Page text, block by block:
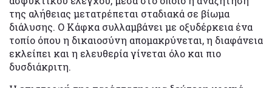
της αλήθειας μετατρέπεται σταδιακά σε βίωμα
διάλυσης. Ο Κάφκα συλλαμβάνει με οξυδέρκεια ένα
τοπίο όπου η δικαιοσύνη απομακρύνεται, η διαφάνεια
εκλείπει και η ελευθερία γίνεται όλο και πιο
δυσδιάκριτη.